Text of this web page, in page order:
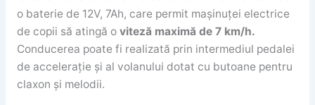
o baterie de 12V, 7Ah, care permit mașinuței electrice
de copii să atingă o viteză maximă de 7 km/h.
Conducerea poate fi realizată prin intermediul pedalei
de accelerație și al volanului dotat cu butoane pentru
claxon și melodii.